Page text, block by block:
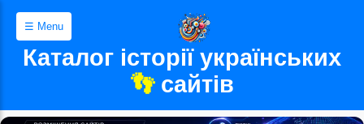
☰ Menu
Каталог історії українських
👣сайтів